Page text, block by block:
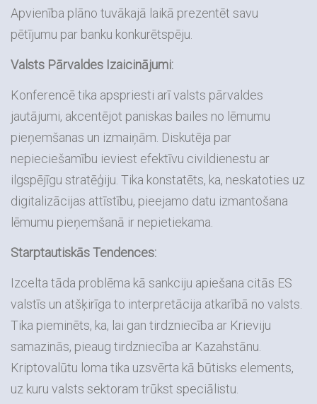
Apvienība plāno tuvākajā laikā prezentēt savu
pētījumu par banku konkurētspēju.
Valsts Pārvaldes Izaicinājumi:
Konferencē tika apspriesti arī valsts pārvaldes
jautājumi, akcentējot paniskas bailes no lēmumu
pieņemšanas un izmaiņām. Diskutēja par
nepieciešamību ieviest efektīvu civildienestu ar
ilgspējīgu stratēģiju. Tika konstatēts, ka, neskatoties uz
digitalizācijas attīstību, pieejamo datu izmantošana
lēmumu pieņemšanā ir nepietiekama.
Starptautiskās Tendences:
Izcelta tāda problēma kā sankciju apiešana citās ES
valstīs un atšķirīga to interpretācija atkarībā no valsts.
Tika pieminēts, ka, lai gan tirdzniecība ar Krieviju
samazinās, pieaug tirdzniecība ar Kazahstānu.
Kriptovalūtu loma tika uzsvērta kā būtisks elements,
uz kuru valsts sektoram trūkst speciālistu.